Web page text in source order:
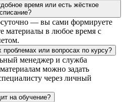
время или есть жёсткое
— вы сами формируете
материалы в любое время с
проблемах или вопросах по курсу?
менеджер и служба
можно задать
через личный
на обучение?